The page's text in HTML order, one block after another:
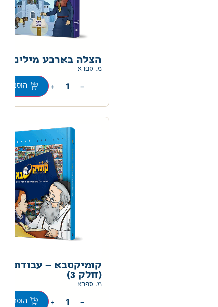
הצלה בארבע מילים
מ. ספרא
−
+ הוספה
קומיקסבא – עבודת ה'
(חלק 3)
מ. ספרא
−
+ הוספה